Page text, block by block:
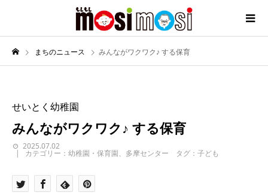
まちのニュース みんながワクワク♪ する保育
せいとく幼稚園
みんながワクワク♪ する保育
2025.07.02
カテゴリー：幼稚園・保育園、多摩センター タグ：子ども